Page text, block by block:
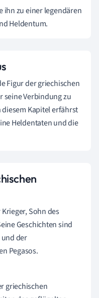
ihn zu einer legendären
Heldentum.
Figur der griechischen
seine Verbindung zu
diesem Kapitel erfährst
Heldentaten und die
Sohn des
Geschichten sind
der
Pegasos.
griechischen